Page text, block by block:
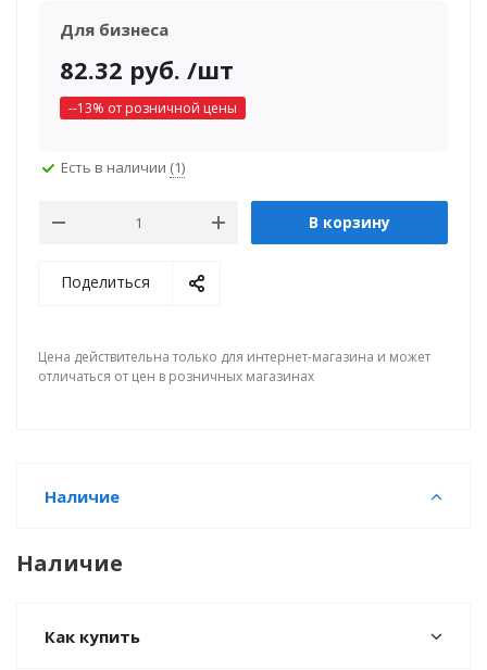
Для бизнеса
82.32 руб. /шт
--13% от розничной цены
Есть в наличии (1)
В корзину
Поделиться
Цена действительна только для интернет-магазина и может
отличаться от цен в розничных магазинах
Наличие
Наличие
Как купить